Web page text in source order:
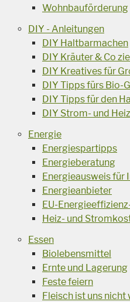
Wohnbauförderung
DIY - Anleitungen
DIY Haltbarmachen
DIY Kräuter & Co
DIY Kreatives für
DIY Tipps fürs Bio-
DIY Tipps für den
DIY Strom- und
Energie
Energiespartipps
Energieberatung
Energieausweis für
Energieanbieter
EU-
Heiz- und
Essen
Biolebensmittel
Ernte und Lagerung
Feste feiern
Fleisch ist uns nicht